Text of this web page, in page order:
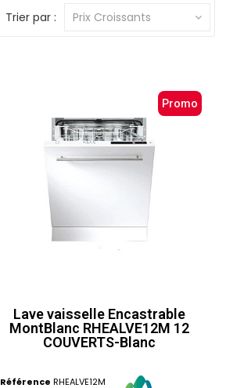
Trier par : Prix Croissants
Promo
Lave vaisselle Encastrable
MontBlanc RHEALVE12M 12
COUVERTS-Blanc
Référence RHEALVE12M